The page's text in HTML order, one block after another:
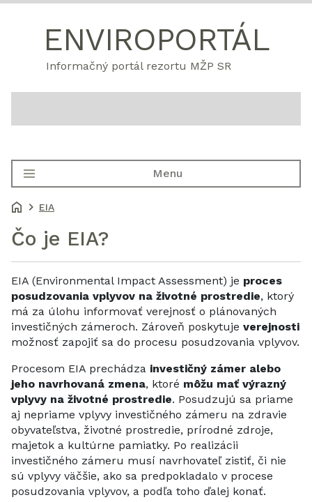
ENVIROPORTÁL
Informačný portál rezortu MŽP SR
Menu
EIA
Čo je EIA?
EIA (Environmental Impact Assessment) je proces
posudzovania vplyvov na životné prostredie, ktorý
má za úlohu informovať verejnosť o plánovaných
investičných zámeroch. Zároveň poskytuje verejnosti
možnosť zapojiť sa do procesu posudzovania vplyvov.
Procesom EIA prechádza investičný zámer alebo
jeho navrhovaná zmena, ktoré môžu mať výrazný
vplyvy na životné prostredie. Posudzujú sa priame
aj nepriame vplyvy investičného zámeru na zdravie
obyvateľstva, životné prostredie, prírodné zdroje,
majetok a kultúrne pamiatky. Po realizácii
investičného zámeru musí navrhovateľ zistiť, či nie
sú vplyvy väčšie, ako sa predpokladalo v procese
posudzovania vplyvov, a podľa toho ďalej konať.